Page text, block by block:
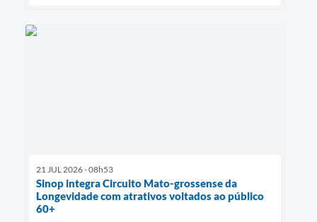
21 JUL 2026 - 08h53
Sinop integra Circuito Mato-grossense da
Longevidade com atrativos voltados ao público
60+